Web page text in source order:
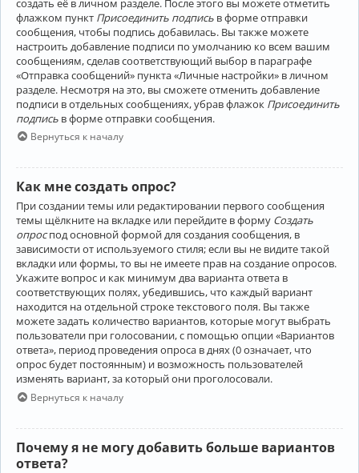
флажком пункт Присоединить подпись в форме отправки
сообщения, чтобы подпись добавилась. Вы также можете
настроить добавление подписи по умолчанию ко всем вашим
сообщениям, сделав соответствующий выбор в параграфе
«Отправка сообщений» пункта «Личные настройки» в личном
разделе. Несмотря на это, вы сможете отменить добавление
подписи в отдельных сообщениях, убрав флажок Присоединить
подпись в форме отправки сообщения.
Вернуться к началу
Как мне создать опрос?
При создании темы или редактировании первого сообщения
темы щёлкните на вкладке или перейдите в форму Создать
опроспод основной формой для создания сообщения, в
зависимости от используемого стиля; если вы не видите такой
вкладки или формы, то вы не имеете прав на создание опросов.
Укажите вопрос и как минимум два варианта ответа в
соответствующих полях, убедившись, что каждый вариант
находится на отдельной строке текстового поля. Вы также
можете задать количество вариантов, которые могут выбрать
пользователи при голосовании, с помощью опции «Вариантов
ответа», период проведения опроса в днях (0 означает, что
опрос будет постоянным) и возможность пользователей
изменять вариант, за который они проголосовали.
Вернуться к началу
Почему я не могу добавить больше вариантов
ответа?